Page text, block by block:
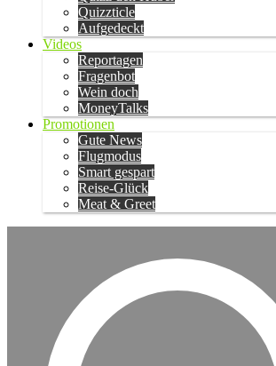
Quizzticle
Aufgedeckt
Videos
Reportagen
Fragenbot
Wein doch
MoneyTalks
Promotionen
Gute News
Flugmodus
Smart gespart
Reise-Glück
Meat & Greet